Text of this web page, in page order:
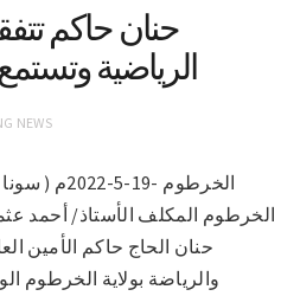
حنان حاكم
الرياضية
NEWS
الخرطوم -
الخرطوم المكلف الأستاذ/ أحمد
حنان الحاج حاكم الأمين
والرياضة بولاية الخرطوم